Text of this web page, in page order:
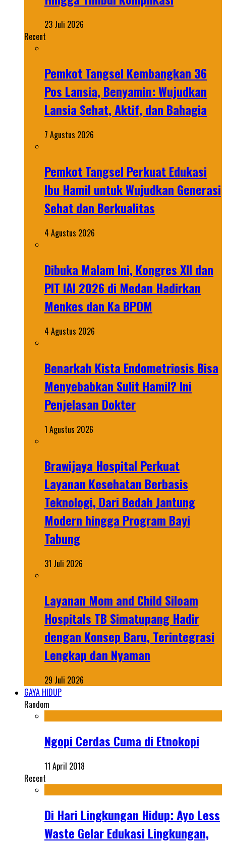
23 Juli 2026
Recent
Pemkot Tangsel Kembangkan 36
Pos Lansia, Benyamin: Wujudkan
Lansia Sehat, Aktif, dan Bahagia
7 Agustus 2026
Pemkot Tangsel Perkuat Edukasi
Ibu Hamil untuk Wujudkan Generasi
Sehat dan Berkualitas
4 Agustus 2026
Dibuka Malam Ini, Kongres XII dan
PIT IAI 2026 di Medan Hadirkan
Menkes dan Ka BPOM
4 Agustus 2026
Benarkah Kista Endometriosis Bisa
Menyebabkan Sulit Hamil? Ini
Penjelasan Dokter
1 Agustus 2026
Brawijaya Hospital Perkuat
Layanan Kesehatan Berbasis
Teknologi, Dari Bedah Jantung
Modern hingga Program Bayi
Tabung
31 Juli 2026
Layanan Mom and Child Siloam
Hospitals TB Simatupang Hadir
dengan Konsep Baru, Terintegrasi
Lengkap dan Nyaman
29 Juli 2026
GAYA HIDUP
Random
Ngopi Cerdas Cuma di Etnokopi
11 April 2018
Recent
Di Hari Lingkungan Hidup: Ayo Less
Waste Gelar Edukasi Lingkungan,